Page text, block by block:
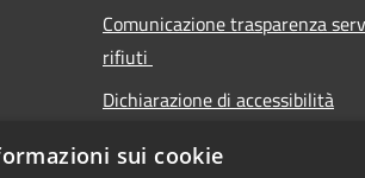
Comunicazione trasparenza
rifiuti
Dichiarazione di accessibilità
sui cookie